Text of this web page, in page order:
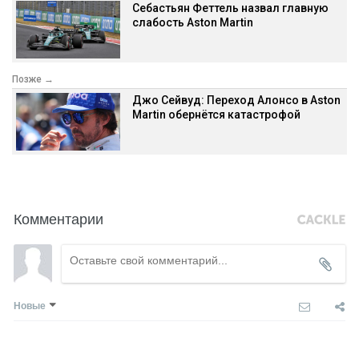
Себастьян Феттель назвал главную
слабость Aston Martin
Позже →
Джо Сейвуд: Переход Алонсо в Aston
Martin обернётся катастрофой
Комментарии
Новые